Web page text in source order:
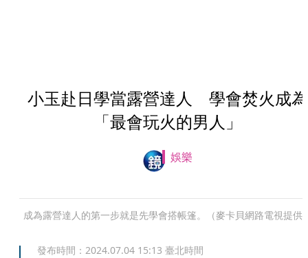
小玉赴日學當露營達人 學會焚火成為
「最會玩火的男人」
娛樂
成為露營達人的第一步就是先學會搭帳篷。（麥卡貝網路電視提供
發布時間： 2024.07.04 15:13 臺北時間